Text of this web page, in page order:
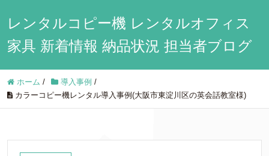
レンタルコピー機 レンタルオフィス
家具 新着情報 納品状況 担当者ブログ
ホーム / 導入事例 /
カラーコピー機レンタル導入事例(大阪市東淀川区の英会話教室様)